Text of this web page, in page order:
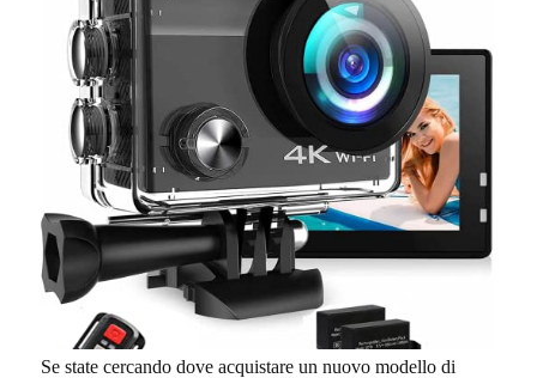
Se state cercando dove acquistare un nuovo modello di